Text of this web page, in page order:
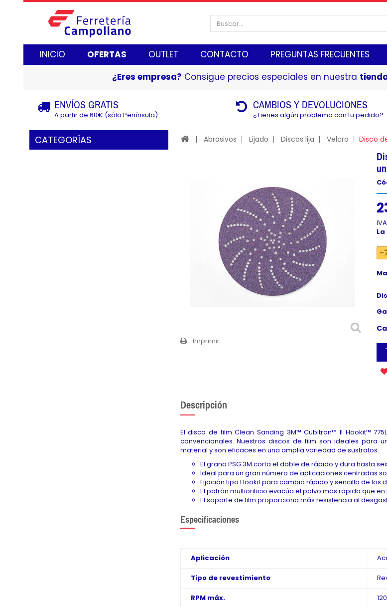
INICIO OFERTAS OUTLET CONTACTO PREGUNTAS FRECUENTES
¿Eres empresa? Consigue precios especiales en nuestra
ENVÍOS GRATIS
A partir de 60€ (sólo Península)
CAMBIOS Y DEVOLUCIONES
¿Tienes algún problema con tu pedido?
CATEGORÍAS Abrasivos Lijado Discos lija Velcro Disco
Imprimir
-
Descripción
El disco de film Clean Sanding 3M™ Cubitron™ II Hookit™
convencionales. Nuestros discos de film son ideales para
material y son eficaces en una amplia variedad de sustratos.
El grano PSG 3M corta el doble de rápido y dura hasta
Ideal para un gran número de aplicaciones centradas
Fijación tipo Hookit para cambio rápido y sencillo de los
El patrón multiorificio evacúa el polvo más rápido que
El soporte de film proporciona más resistencia al
Especificaciones
Aplicación
Tipo de revestimiento
RPM máx.